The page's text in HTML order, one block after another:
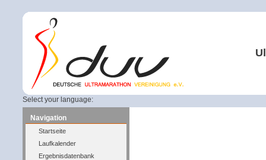
Select your language:
Navigation
Startseite
Laufkalender
Ergebnisdatenbank